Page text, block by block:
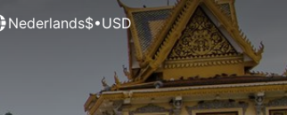
Nederlands$•USD